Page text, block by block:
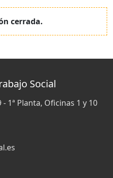
cerrada.
Social
1ª Planta, Oficinas 1 y 10